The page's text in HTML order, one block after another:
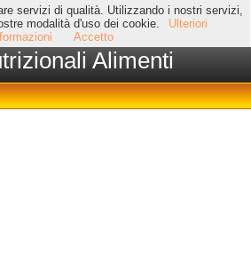
servizi di qualità. Utilizzando i nostri servizi,
modalità d'uso dei cookie.
Ulteriori
Accetto
Alimenti